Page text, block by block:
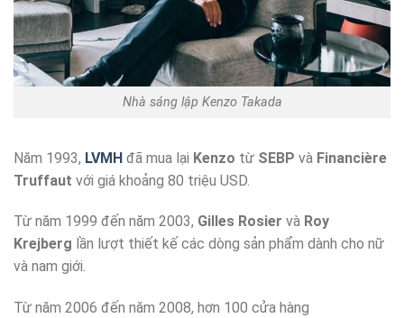
Nhà sáng lập Kenzo Takada
Năm 1993, LVMH đã mua lại Kenzo từ SEBP và Financière
Truffaut với giá khoảng 80 triệu USD.
Từ năm 1999 đến năm 2003, Gilles Rosier và Roy
Krejberg lần lượt thiết kế các dòng sản phẩm dành cho nữ
và nam giới.
Từ năm 2006 đến năm 2008, hơn 100 cửa hàng